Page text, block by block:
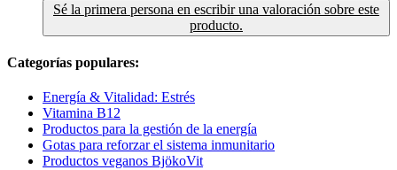
Sé la primera persona en escribir una valoración sobre este
producto.
Categorías populares:
Energía & Vitalidad: Estrés
Vitamina B12
Productos para la gestión de la energía
Gotas para reforzar el sistema inmunitario
Productos veganos BjökoVit